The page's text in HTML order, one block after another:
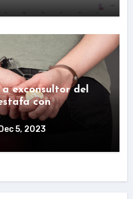
exconsultor del
con
5, 2023